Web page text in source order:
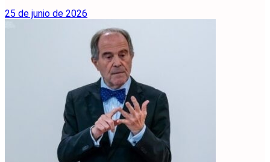
25 de junio de 2026